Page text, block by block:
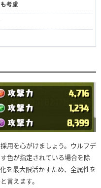
考慮
用を心がけましょう。ウルフデ
色が指定されている場合を除
を最大限活かすため、全属性を
言えます。